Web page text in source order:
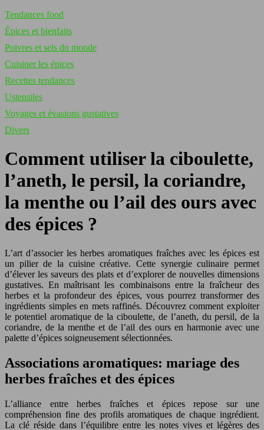
Tendances food
Épices et bienfaits
Poivres et sels du monde
Cuisiner les épices
Recettes tendances
Ustensiles
Voyages et évasions gustatives
Divers
Comment utiliser la ciboulette,
l’aneth, le persil, la coriandre,
la menthe ou l’ail des ours avec
des épices ?
L’art d’associer les herbes aromatiques fraîches avec les épices est
un pilier de la cuisine créative. Cette synergie culinaire permet
d’élever les saveurs des plats et d’explorer de nouvelles dimensions
gustatives. En maîtrisant les combinaisons entre la fraîcheur des
herbes et la profondeur des épices, vous pourrez transformer des
ingrédients simples en mets raffinés. Découvrez comment exploiter
le potentiel aromatique de la ciboulette, de l’aneth, du persil, de la
coriandre, de la menthe et de l’ail des ours en harmonie avec une
palette d’épices soigneusement sélectionnées.
Associations aromatiques: mariage des
herbes fraîches et des épices
L’alliance entre herbes fraîches et épices repose sur une
compréhension fine des profils aromatiques de chaque ingrédient.
La clé réside dans l’équilibre entre les notes vives et légères des